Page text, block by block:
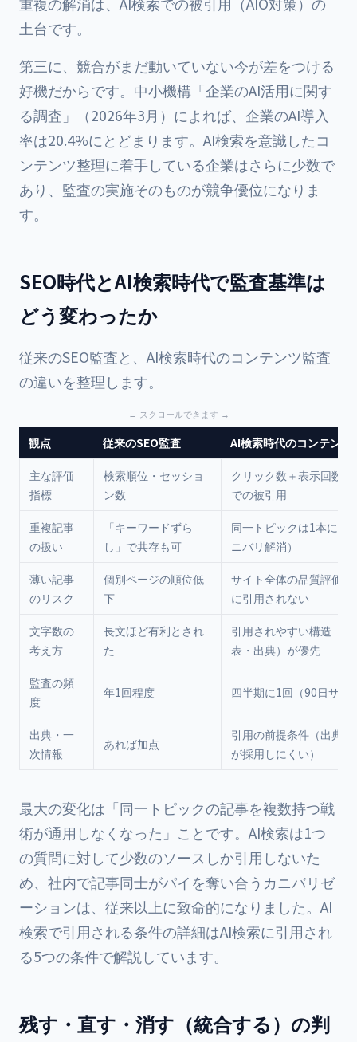
土台です。
第三に、競合がまだ動いていない今が差をつける
好機だからです。中小機構「企業のAI活用に関す
る調査」（2026年3月）によれば、企業のAI導入
率は20.4%にとどまります。AI検索を意識したコ
ンテンツ整理に着手している企業はさらに少数で
あり、監査の実施そのものが競争優位になりま
す。
SEO時代とAI検索時代で監査基準は
どう変わったか
従来のSEO監査と、AI検索時代のコンテンツ監査
の違いを整理します。
観点 従来のSEO監査 AI検索時代のコンテンツ
主な評価
指標
検索順位・セッショ
ン数
クリック数＋表示回数
での被引用
重複記事
の扱い
「キーワードずら
し」で共存も可
同一トピックは1本に統
ニバリ解消）
薄い記事
のリスク
個別ページの順位低
下
サイト全体の品質評価低
に引用されない
文字数の
考え方
長文ほど有利とされ
た
引用されやすい構造（
表・出典）が優先
監査の頻
度
年1回程度 四半期に1回（90日サイ
出典・一
次情報
あれば加点
引用の前提条件（出典
が採用しにくい）
最大の変化は「同一トピックの記事を複数持つ戦
術が通用しなくなった」ことです。AI検索は1つ
の質問に対して少数のソースしか引用しないた
め、社内で記事同士がパイを奪い合うカニバリゼ
ーションは、従来以上に致命的になりました。AI
検索で引用される条件の詳細はAI検索に引用され
る5つの条件で解説しています。
残す・直す・消す（統合する）の判